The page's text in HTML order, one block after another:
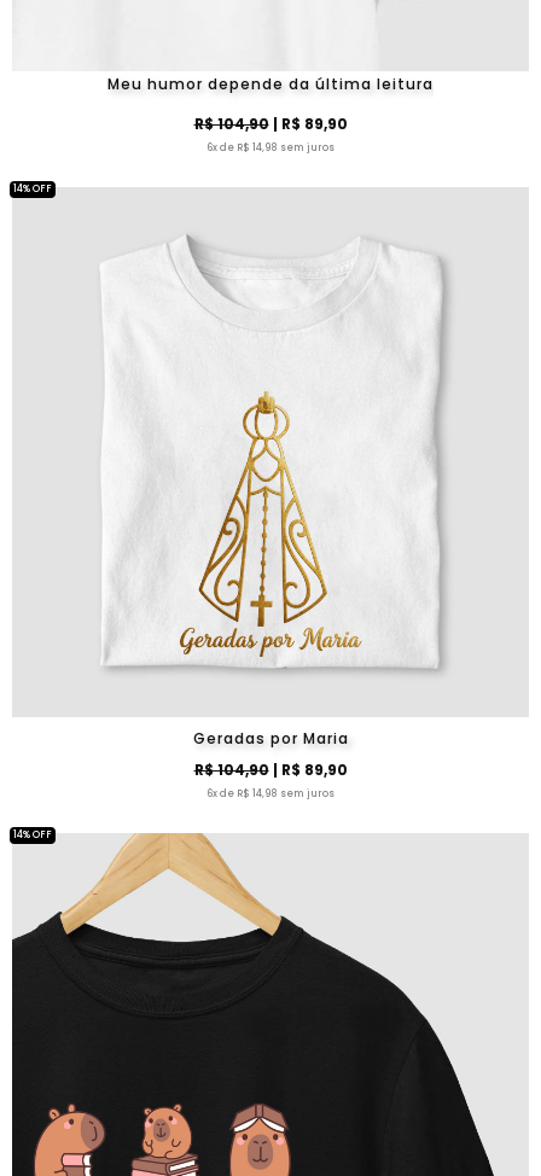
Meu humor depende da última leitura
R$ 104,90| R$ 89,90
6x de R$ 14,98 sem juros
Geradas por Maria
R$ 104,90| R$ 89,90
6x de R$ 14,98 sem juros
14% OFF
14% OFF